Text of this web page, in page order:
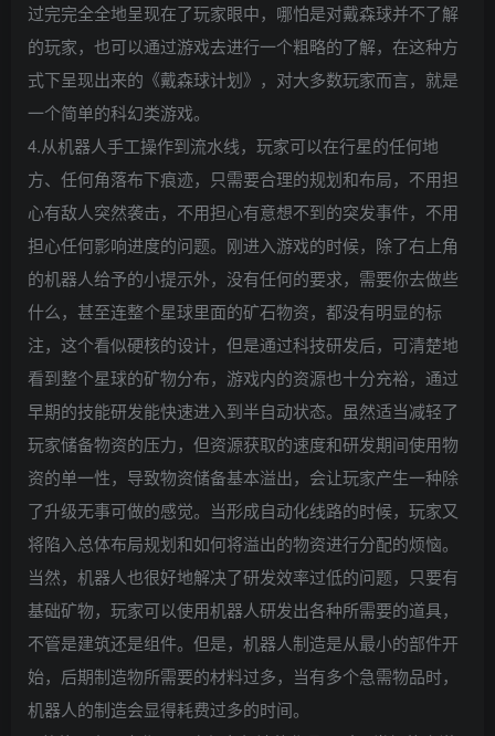
过完完全全地呈现在了玩家眼中，哪怕是对戴森球并不了解
的玩家，也可以通过游戏去进行一个粗略的了解，在这种方
式下呈现出来的《戴森球计划》，对大多数玩家而言，就是
一个简单的科幻类游戏。
4.从机器人手工操作到流水线，玩家可以在行星的任何地
方、任何角落布下痕迹，只需要合理的规划和布局，不用担
心有敌人突然袭击，不用担心有意想不到的突发事件，不用
担心任何影响进度的问题。刚进入游戏的时候，除了右上角
的机器人给予的小提示外，没有任何的要求，需要你去做些
什么，甚至连整个星球里面的矿石物资，都没有明显的标
注，这个看似硬核的设计，但是通过科技研发后，可清楚地
看到整个星球的矿物分布，游戏内的资源也十分充裕，通过
早期的技能研发能快速进入到半自动状态。虽然适当减轻了
玩家储备物资的压力，但资源获取的速度和研发期间使用物
资的单一性，导致物资储备基本溢出，会让玩家产生一种除
了升级无事可做的感觉。当形成自动化线路的时候，玩家又
将陷入总体布局规划和如何将溢出的物资进行分配的烦恼。
当然，机器人也很好地解决了研发效率过低的问题，只要有
基础矿物，玩家可以使用机器人研发出各种所需要的道具，
不管是建筑还是组件。但是，机器人制造是从最小的部件开
始，后期制造物所需要的材料过多，当有多个急需物品时，
机器人的制造会显得耗费过多的时间。